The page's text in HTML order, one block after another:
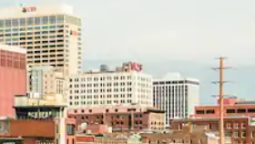
τα κουμπιά πάνω και κάτω βέλους, να